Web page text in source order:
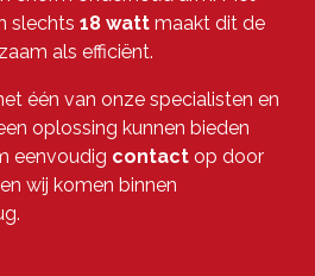
slechts 18 watt maakt dit de
als efficiënt.
één van onze specialisten en
oplossing kunnen bieden
eenvoudig contact op door
wij komen binnen